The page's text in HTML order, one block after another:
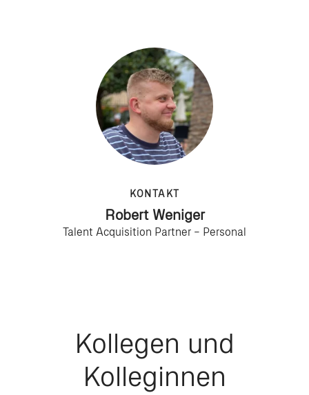
KONTAKT
Robert Weniger
Talent Acquisition Partner – Personal
Kollegen und
Kolleginnen